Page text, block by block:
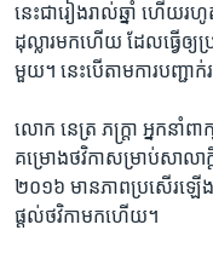
នេះ​ជា​រៀង​រាល់​ឆ្នាំ ​ហើយ​
ដុល្លារ​មក​ហើយ​ ដែល​ធ្វើ​ឲ្
មួយ។​ នេះ​បើ​តាម​ការ​បញ្ជា
លោក​ នេត្រ ភក្ត្រា ​អ្នក​នាំព
គម្រោង​ថវិកា​សម្រាប់​សាលាក្
២០១៦​ មាន​ភាព​ប្រសើរ​ឡ
ផ្តល់​ថវិកា​មក​ហើយ។​